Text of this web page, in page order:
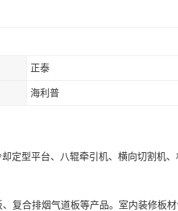
正泰
海利普
定型平台、八辊牵引机、横向切割机
复合排烟气道板等产品。室内装修板